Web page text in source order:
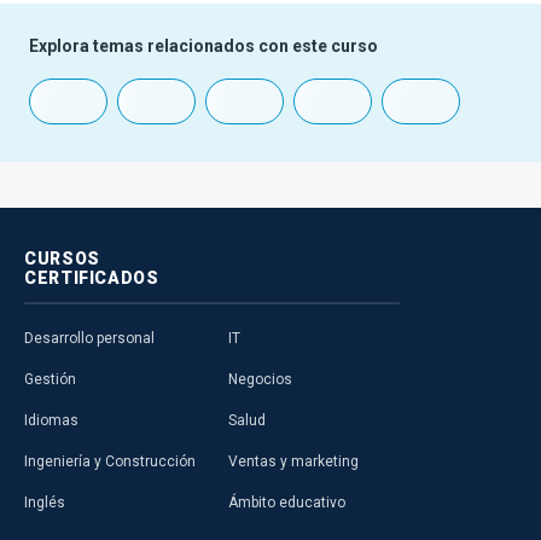
Explora temas relacionados con este curso
CURSOS
CERTIFICADOS
Desarrollo personal
Gestión
Idiomas
Ingeniería y Construcción
Inglés
IT
Negocios
Salud
Ventas y marketing
Ámbito educativo